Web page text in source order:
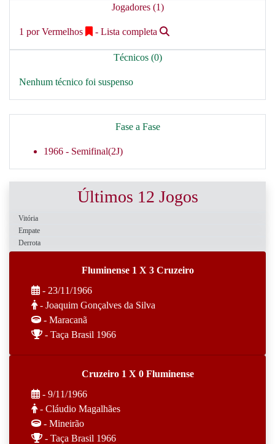
Jogadores (1)
1 por Vermelhos - Lista completa
Técnicos (0)
Nenhum técnico foi suspenso
Fase a Fase
1966 - Semifinal(2J)
Últimos 12 Jogos
Vitória
Empate
Derrota
Fluminense 1 X 3 Cruzeiro
- 23/11/1966
- Joaquim Gonçalves da Silva
- Maracanã
- Taça Brasil 1966
Cruzeiro 1 X 0 Fluminense
- 9/11/1966
- Cláudio Magalhães
- Mineirão
- Taça Brasil 1966